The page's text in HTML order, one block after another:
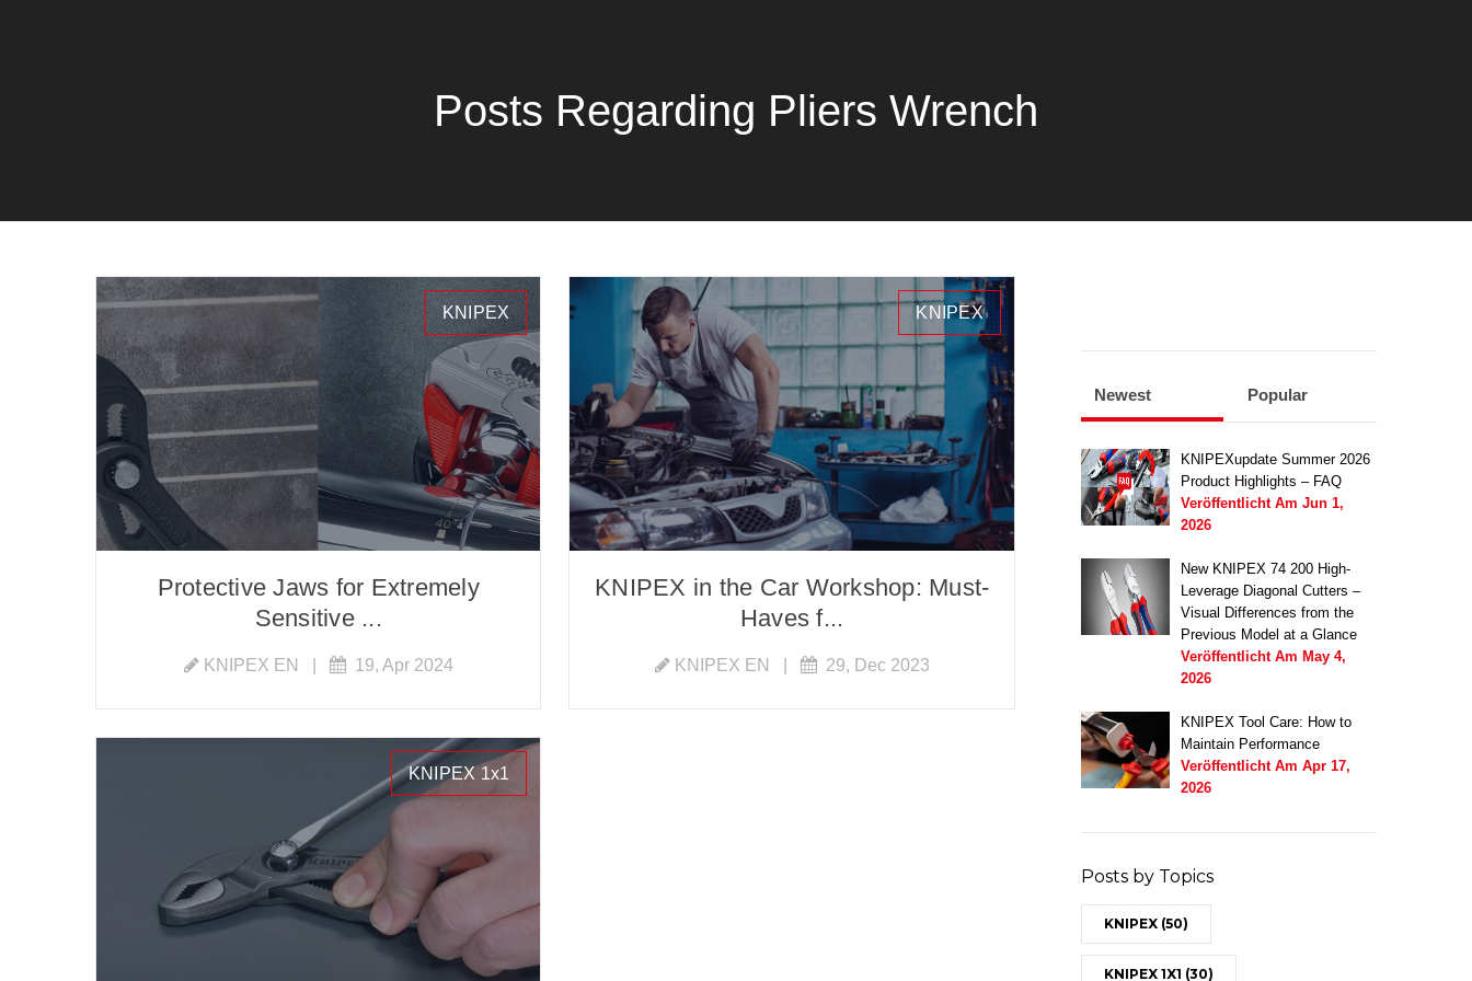
Posts Regarding Pliers Wrench
KNIPEX
Protective Jaws for Extremely
Sensitive ...
KNIPEX EN 19, Apr 2024
KNIPEX
KNIPEX in the Car Workshop: Must-
Haves f...
KNIPEX EN 29, Dec 2023
KNIPEX 1x1
Newest Popular
KNIPEXupdate Summer 2026
Product Highlights – FAQ
Veröffentlicht Am Jun 1,
2026
New KNIPEX 74 200 High-
Leverage Diagonal Cutters –
Visual Differences from the
Previous Model at a Glance
Veröffentlicht Am May 4,
2026
KNIPEX Tool Care: How to
Maintain Performance
Veröffentlicht Am Apr 17,
2026
Posts by Topics
KNIPEX (50)
KNIPEX 1X1 (30)